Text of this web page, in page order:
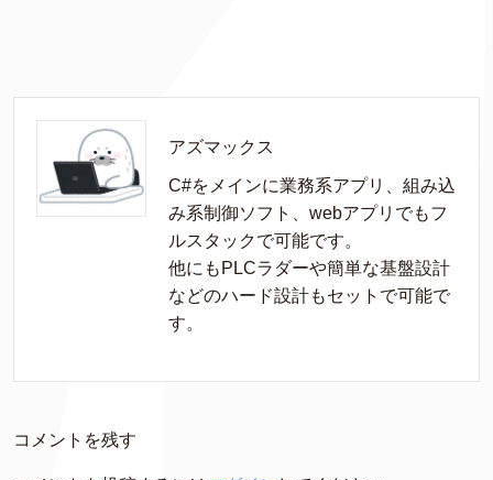
アズマックス
C#をメインに業務系アプリ、組み込
み系制御ソフト、webアプリでもフ
ルスタックで可能です。
他にもPLCラダーや簡単な基盤設計
などのハード設計もセットで可能で
す。
コメントを残す